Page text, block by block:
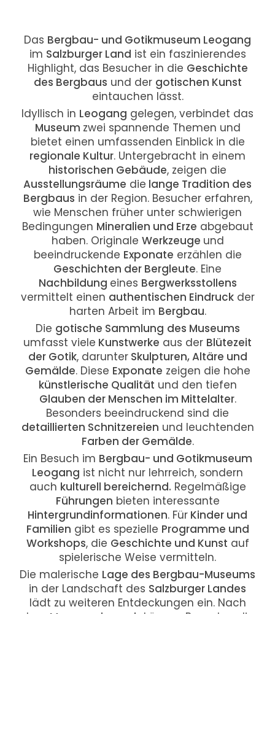
Das Bergbau- und Gotikmuseum Leogang
im Salzburger Land ist ein faszinierendes
Highlight, das Besucher in die Geschichte
des Bergbaus und der gotischen Kunst
eintauchen lässt.
Idyllisch in Leogang gelegen, verbindet das
Museum zwei spannende Themen und
bietet einen umfassenden Einblick in die
regionale Kultur. Untergebracht in einem
historischen Gebäude, zeigen die
Ausstellungsräume die lange Tradition des
Bergbaus in der Region. Besucher erfahren,
wie Menschen früher unter schwierigen
Bedingungen Mineralien und Erze abgebaut
haben. Originale Werkzeuge und
beeindruckende Exponate erzählen die
Geschichten der Bergleute. Eine
Nachbildung eines Bergwerksstollens
vermittelt einen authentischen Eindruckder
harten Arbeit im Bergbau.
Die gotische Sammlung des Museums
umfasst viele Kunstwerke aus der Blütezeit
der Gotik, darunterSkulpturen, Altäre und
Gemälde. Diese Exponate zeigen die hohe
künstlerische Qualität und den tiefen
Glauben der Menschen im Mittelalter.
Besonders beeindruckend sind die
detaillierten Schnitzereien und leuchtenden
Farben der Gemälde.
Ein Besuch im Bergbau- und Gotikmuseum
Leogang ist nicht nur lehrreich, sondern
auch kulturell bereichernd. Regelmäßige
Führungen bieten interessante
Hintergrundinformationen. Für Kinder und
Familien gibt es spezielle Programme und
Workshops, die Geschichte und Kunst auf
spielerische Weise vermitteln.
Die malerische Lage des Bergbau-Museums
in der Landschaft des Salzburger Landes
lädt zu weiteren Entdeckungen ein. Nach
dem Museumsbesuch können Besucher die